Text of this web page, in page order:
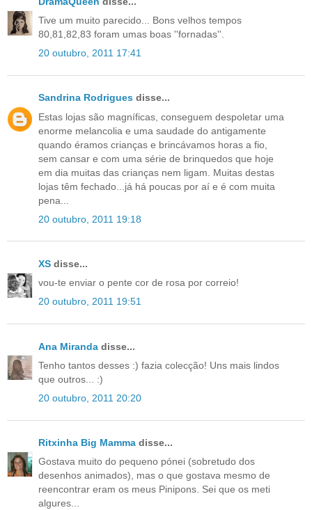
Tive um muito parecido... Bons velhos tempos
80,81,82,83 foram umas boas ''fornadas''.
20 outubro, 2011 17:41
Sandrina Rodrigues disse...
Estas lojas são magníficas, conseguem despoletar uma
enorme melancolia e uma saudade do antigamente
quando éramos crianças e brincávamos horas a fio,
sem cansar e com uma série de brinquedos que hoje
em dia muitas das crianças nem ligam. Muitas destas
lojas têm fechado...já há poucas por aí e é com muita
pena...
20 outubro, 2011 19:18
XS disse...
vou-te enviar o pente cor de rosa por correio!
20 outubro, 2011 19:51
Ana Miranda disse...
Tenho tantos desses :) fazia colecção! Uns mais lindos
que outros... :)
20 outubro, 2011 20:20
Ritxinha Big Mamma disse...
Gostava muito do pequeno pónei (sobretudo dos
desenhos animados), mas o que gostava mesmo de
reencontrar eram os meus Pinipons. Sei que os meti
algures...